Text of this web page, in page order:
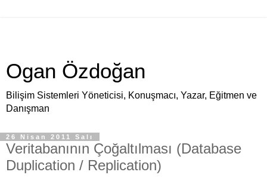
Ogan Özdoğan
Bilişim Sistemleri Yöneticisi, Konuşmacı, Yazar, Eğitmen ve
Danışman
26 Nisan 2011 Salı
Veritabanının Çoğaltılması (Database
Duplication / Replication)